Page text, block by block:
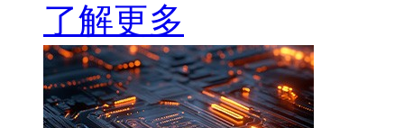
了解更多